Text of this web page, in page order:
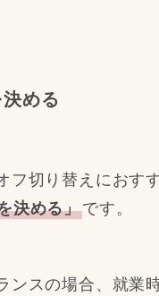
める
フ切り替えにおす
決める」です。
ンスの場合、就業